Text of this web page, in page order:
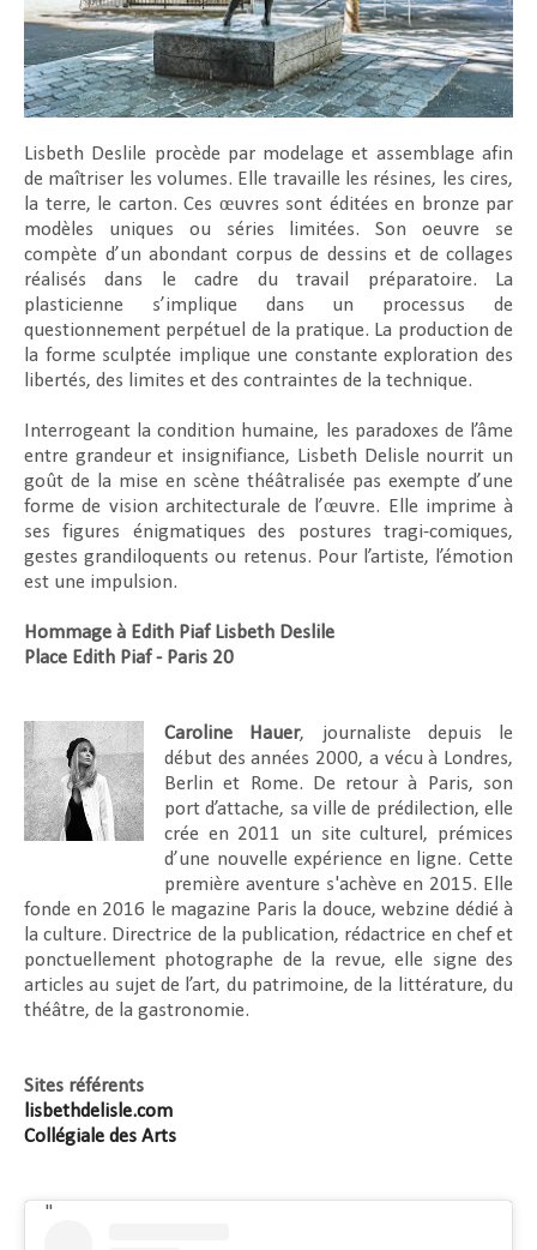
Lisbeth Deslile procède par modelage et assemblage afin
de maîtriser les volumes. Elle travaille les résines, les cires,
la terre, le carton. Ces œuvres sont éditées en bronze par
modèles uniques ou séries limitées. Son oeuvre se
compète d’un abondant corpus de dessins et de collages
réalisés dans le cadre du travail préparatoire. La
plasticienne s’implique dans un processus de
questionnement perpétuel de la pratique. La production de
la forme sculptée implique une constante exploration des
libertés, des limites et des contraintes de la technique.
Interrogeant la condition humaine, les paradoxes de l’âme
entre grandeur et insignifiance, Lisbeth Delisle nourrit un
goût de la mise en scène théâtralisée pas exempte d’une
forme de vision architecturale de l’œuvre. Elle imprime à
ses figures énigmatiques des postures tragi-comiques,
gestes grandiloquents ou retenus. Pour l’artiste, l’émotion
est une impulsion.
Hommage à Edith Piaf Lisbeth Deslile
Place Edith Piaf - Paris 20
Caroline Hauer, journaliste depuis le
début des années 2000, a vécu à Londres,
Berlin et Rome. De retour à Paris, son
port d’attache, sa ville de prédilection, elle
crée en 2011 un site culturel, prémices
d’une nouvelle expérience en ligne. Cette
première aventure s'achève en 2015. Elle
fonde en 2016 le magazine Paris la douce, webzine dédié à
la culture. Directrice de la publication, rédactrice en chef et
ponctuellement photographe de la revue, elle signe des
articles au sujet de l’art, du patrimoine, de la littérature, du
théâtre, de la gastronomie.
Sites référents
lisbethdelisle.com
Collégiale des Arts